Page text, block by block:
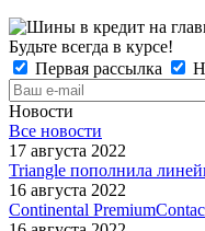
Будьте всегда в курсе!
Первая рассылка
Новости
Все новости
17 августа 2022
Triangle пополнила
16 августа 2022
Continental